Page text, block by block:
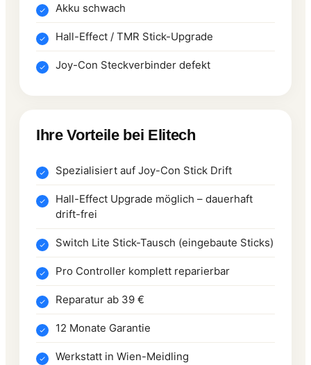
Akku schwach
Hall-Effect / TMR Stick-Upgrade
Joy-Con Steckverbinder defekt
Ihre Vorteile bei Elitech
Spezialisiert auf Joy-Con Stick Drift
Hall-Effect Upgrade möglich – dauerhaft
drift-frei
Switch Lite Stick-Tausch (eingebaute Sticks)
Pro Controller komplett reparierbar
Reparatur ab 39 €
12 Monate Garantie
Werkstatt in Wien-Meidling